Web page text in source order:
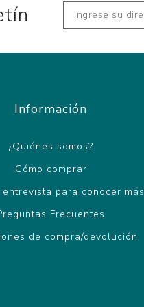
Información
¿Quiénes somos?
Cómo comprar
para conocer más
Frecuentes
de compra/devolución